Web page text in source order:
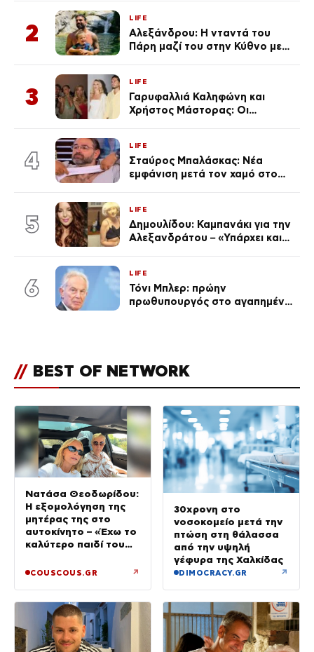
Λένας
2
LIFE
Αλεξάνδρου: Η νταντά του
Πάρη μαζί του στην Κύθνο με
3
LIFE
Γαρυφαλλιά Καληφώνη και
Χρήστος Μάστορας: Οι
απαρατήρητη
4
LIFE
Σταύρος Μπαλάσκας: Νέα
εμφάνιση μετά τον χαμό στο
5
LIFE
Δημουλίδου: Καμπανάκι για την
Αλεξανδράτου – «Υπάρχει και
6
LIFE
Τόνι Μπλερ: πρώην
πρωθυπουργός στο αγαπημένο
// BEST OF NETWORK
Νατάσα Θεοδωρίδου:
Η εξομολόγηση της
μητέρας της στο
αυτοκίνητο – «Έχω το
καλύτερο παιδί του
COUSCOUS.GR ↗
30χρονη στο
νοσοκομείο μετά την
πτώση στη θάλασσα
από την υψηλή
γέφυρα της Χαλκίδας
DIMOCRACY.GR ↗